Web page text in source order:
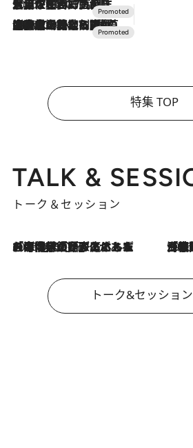
2026.7.17
「土佐和ハーブかき氷」がOMO7高知に登場！生姜、山椒、大葉など目にも舌にも涼を呼ぶ郷土の味
2026.7.10
NEW OPEN！【界 草津】名湯の地に誕生。趣の異なる2種の温泉と上州ならではの会席・蕎麦割烹など美食を味わう究極の癒やし旅
特集 TOP
TALK &
トーク＆セッション
2026.8.3
「今後値上げがあるとすれば…」「リスクがあるのは今年の冬」エネルギー専門家が語る、ホルムズ海峡封鎖が家庭にもたらす“ある心配” 「住宅建てられない…」「サーチャージ料の高
トーク&セッショ